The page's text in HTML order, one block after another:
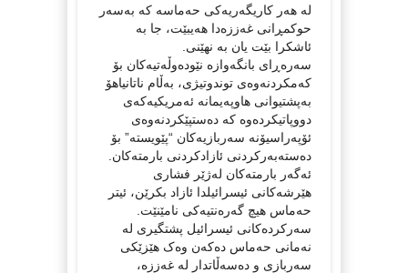
لە هەر کاریگەریەکی حەماسە کە بەسەر
حوکمڕانی غەززەدا هەیبێت، جا بە
ئاشکرا بێت یان بە نهێنی.
سەرەڕای بانگەوازە نێودەوڵەتیەکان بۆ
کەمکردنەوەی توندوتیژی، بەڵام ناتانیاهۆ
بەپشتیوانی هاوپەیمانە ئەمریکیەکەی
دووپاتیکردەوە کە دەستپێکردنەوەی
ئۆپەراسیۆنە سەربازیەکان “پێویستە” بۆ
دەستەبەرکردنی ئازادکردنی بارمتەکان.
ئەگەر بارمتەکان لەژێر فشاری
هێرشەکانی ئیسرائیلدا ئازاد بکرێن، ئیتر
حەماس هیچ گەرەنتیەکی نامێنێت.
سەرکردەکانی ئیسرائیل پشتگیری لە
نەمانی حەماس دەکەن وەک هێزێکی
سەربازی و دەسەڵاتدار لە غەززە،